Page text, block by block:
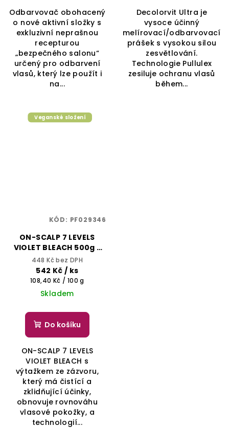
Odbarvovač obohacený
o nové aktivní složky s
exkluzivní neprašnou
recepturou
„bezpečného salonu“
určený pro odbarvení
vlasů, který lze použít i
na...
Decolorvit Ultra je
vysoce účinný
melírovací/odbarvovací
prášek s vysokou silou
zesvětlování.
Technologie Pullulex
zesiluje ochranu vlasů
během...
Veganské složení
ON-SCALP 7 LEVELS
VIOLET BLEACH 500g -
Fialový
melírovací/odbarvovací
prášek, zesvětlí až o 7
tónů - YELLOW
PROFESSIONAL
448 Kč bez DPH
542 Kč / ks
Měrná
cena:
108,40 Kč / 100 g
Skladem
Do košíku
ON-SCALP 7 LEVELS
VIOLET BLEACH s
výtažkem ze zázvoru,
který má čistící a
zklidňující účinky,
obnovuje rovnováhu
vlasové pokožky, a
technologií...
KÓD: PF029346